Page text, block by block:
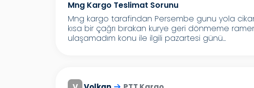
Mng Kargo Teslimat Sorunu
Mng kargo tarafindan Persembe gunu yola
kısa bir çağrı bırakan kurye geri dönmeme
ulaşamadım konu ile ilgili pazartesi günü...